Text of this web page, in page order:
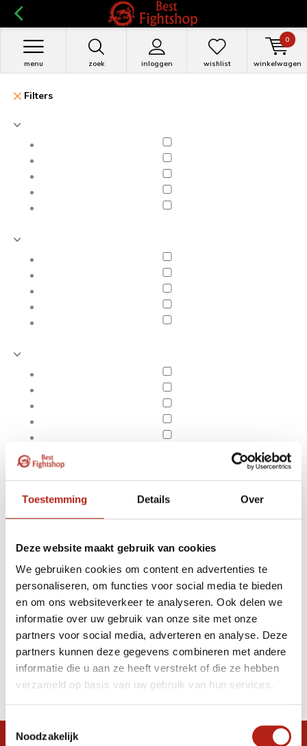
Toestemming Details Over
Deze website maakt gebruik van cookies
We gebruiken cookies om content en advertenties te
personaliseren, om functies voor social media te bieden
en om ons websiteverkeer te analyseren. Ook delen we
informatie over uw gebruik van onze site met onze
partners voor social media, adverteren en analyse. Deze
partners kunnen deze gegevens combineren met andere
informatie die u aan ze heeft verstrekt of die ze hebben
verzameld op basis van uw gebruik van hun services.
Toestemmingsselectie
Noodzakelijk
zoek inloggen
menu wishlist winkelwagen
0
Filters
Apply filters
Producten getagd met
Aqua Energy 15" Training
Bag | Blood Red
Producten
Filter